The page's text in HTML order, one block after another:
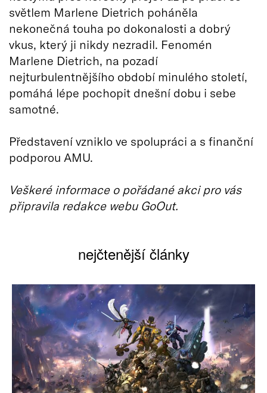
světlem Marlene Dietrich poháněla
nekonečná touha po dokonalosti a dobrý
vkus, který ji nikdy nezradil. Fenomén
Marlene Dietrich, na pozadí
nejturbulentnějšího období minulého století,
pomáhá lépe pochopit dnešní dobu i sebe
samotné.
Představení vzniklo ve spolupráci a s finanční
podporou AMU.
Veškeré informace o pořádané akci pro vás
připravila redakce webu GoOut.
nejčtenější články